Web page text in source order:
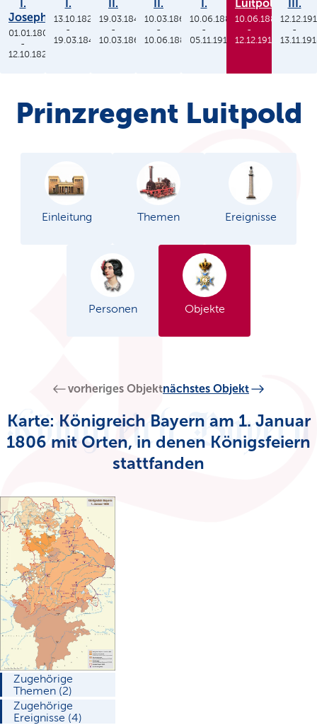
I.
Joseph
01.01.1806
-
12.10.1825
I.
13.10.1825
-
19.03.1848
II.
19.03.1848
-
10.03.1864
II.
10.03.1864
-
10.06.1886
I.
10.06.1886
-
05.11.1913
Luitpold
10.06.1886
-
12.12.1912
III.
-
Prinzregent Luitpold
Einleitung Themen Ereignisse
Personen Objekte
vorheriges Objektnächstes Objekt
Karte: Königreich Bayern am 1. Januar
1806 mit Orten, in denen Königsfeiern
stattfanden
Zugehörige
Themen (2)
Zugehörige
Ereignisse (4)